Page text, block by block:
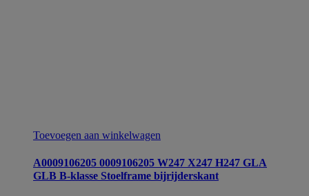
Toevoegen aan winkelwagen
A0009106205 0009106205 W247 X247 H247 GLA
GLB B-klasse Stoelframe bijrijderskant